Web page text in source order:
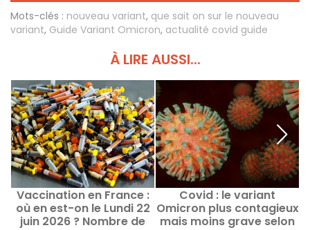
Mots-clés : nouveau variant, que sait on sur le nouveau
variant, Guide Variant Omicron, actualité covid guide
À LIRE AUSSI...
Vaccination en France :
où en est-on le Lundi 22
juin 2026 ? Nombre de
Covid : le variant
Omicron plus contagieux
mais moins grave selon